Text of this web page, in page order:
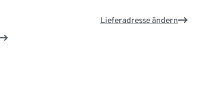
Lieferadresse ändern